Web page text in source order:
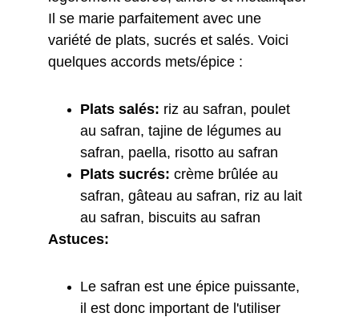
Il se marie parfaitement avec une
variété de plats, sucrés et salés. Voici
quelques accords mets/épice :
Plats salés: riz au safran, poulet
au safran, tajine de légumes au
safran, paella, risotto au safran
Plats sucrés: crème brûlée au
safran, gâteau au safran, riz au lait
au safran, biscuits au safran
Astuces:
Le safran est une épice puissante,
il est donc important de l'utiliser